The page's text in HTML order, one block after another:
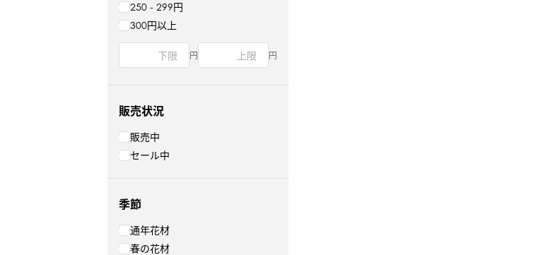
250 - 299円
300円以上
円 円
販売状況
販売中
セール中
季節
通年花材
春の花材